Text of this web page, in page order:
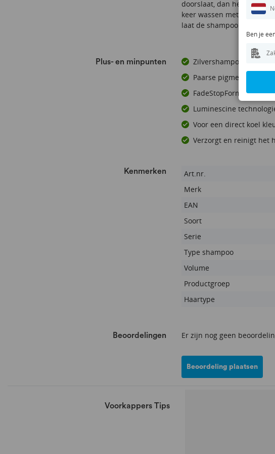
doorslaat, dan heeft de
keer wassen met normale
laat de shampoo dan
Plus- en minpunten
Zilvershampoo voor
Paarse pigmenten
FadeStopFormula
Luminescine
Voor een direct koel
Verzorgt en reinigt het
Kenmerken Kenmerken
Art.nr.
Merk
EAN
Soort
Serie
Type shampoo
Volume
Productgroep
Haartype
Beoordelingen Er zijn nog geen
Beoordeling plaatsen
Voorkappers Tips
Ben je